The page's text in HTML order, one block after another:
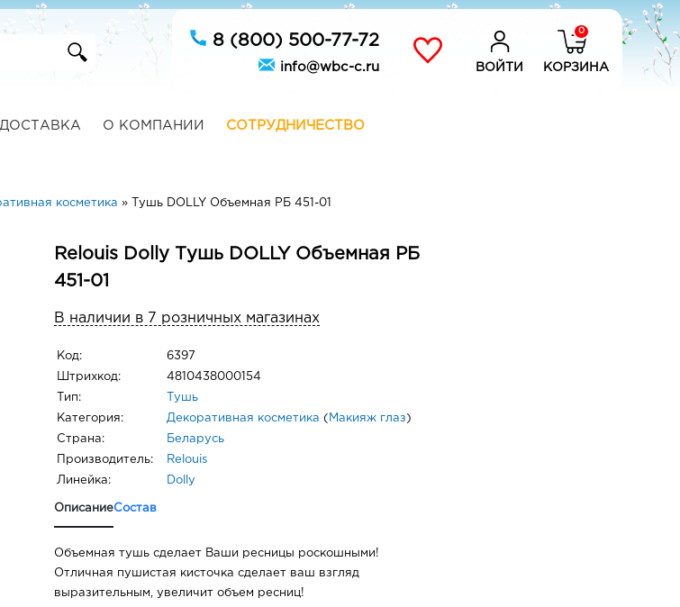
8 (800) 500-77-72
info@wbc-c.ru ВОЙТИ
0
КОРЗИНА
ДОСТАВКА О КОМПАНИИ СОТРУДНИЧЕСТВО
косметика » Тушь DOLLY Объемная РБ 451-01
Relouis Dolly Тушь DOLLY Объемная РБ
451-01
В наличии в 7 розничных магазинах
Код: 6397
Штрихкод: 4810438000154
Тип: Тушь
Категория: Декоративная косметика ( Макияж глаз )
Страна: Беларусь
Производитель: Relouis
Линейка: Dolly
ОписаниеСостав
Объемная тушь сделает Ваши ресницы роскошными!
Отличная пушистая кисточка сделает ваш взгляд
выразительным, увеличит объем ресниц!